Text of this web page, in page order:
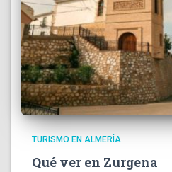
TURISMO EN ALMERÍA
Qué ver en Zurgena